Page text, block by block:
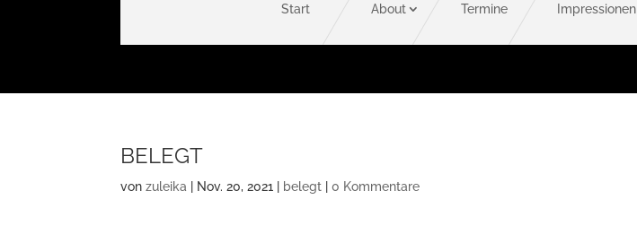
Start About Termine Impressionen
BELEGT
vonzuleika | Nov. 20, 2021 | belegt |0 Kommentare